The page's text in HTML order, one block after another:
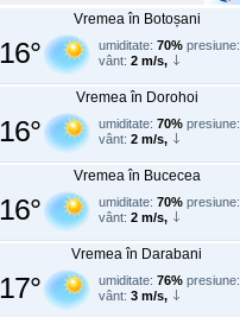
Vremea în Botoșani
umiditate: 70% presiune:
vânt: 2 m/s,
Vremea în Dorohoi
umiditate: 70% presiune:
vânt: 2 m/s,
Vremea în Bucecea
umiditate: 70% presiune:
vânt: 2 m/s,
Vremea în Darabani
umiditate: 76% presiune:
vânt: 3 m/s,